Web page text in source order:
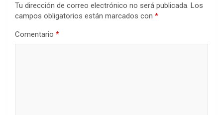
Tu dirección de correo electrónico no será publicada. Los
campos obligatorios están marcados con *
Comentario *